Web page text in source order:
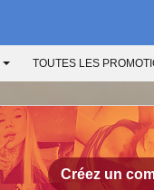
TOUTES LES
Créez un